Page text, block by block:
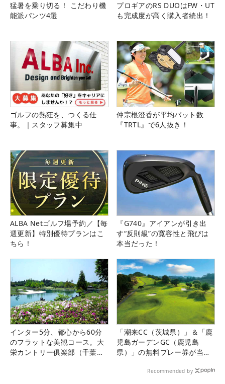
猛暑を乗り切る！ こだわり機
能派パンツ4選
プロギアのRS DUOはFW・UT
も完成度が高く購入者続出！
ゴルフの熱狂を、つくる仕
事。｜スタッフ募集中
仲宗根澄香が平均パット数
『TRTL』で6人抜き！
ALBA Netゴルフ場予約／【毎
週更新】特別優待プランはこ
ちら！
『G740』アイアンが引き出
す“反則級”の寛容性と飛びは
本当だった！
インター5分、都心から60分
のフラットな美観コース。大
栄カントリー俱楽部（千葉
「潮来CC（茨城県）」＆「鹿
児島ガーデンGC（鹿児島
県）」の無料プレー券が当た
Recommended by